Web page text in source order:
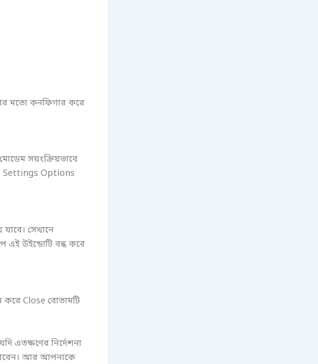
মতো কনফিগার করে
সয়ংক্রিয়ভাবে
Settings Options
সেখানে
এই উইন্ডোটি বন্ধ করে
Close বোতামটি
এতক্ষণের নির্দেশনা
আর আপনাকে